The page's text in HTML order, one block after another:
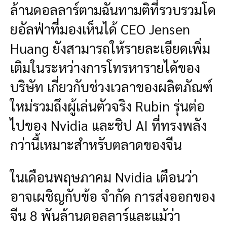
ล้านดอลลาร์ตามฉันทามติที่รวบรวมโด
ยอัลฟ่าที่มองเห็นได้ CEO Jensen
Huang ยังสามารถให้รายละเอียดเพิ่ม
เติมในระหว่างการโทรหารายได้ของ
บริษัท เกี่ยวกับช่วงเวลาของผลิตภัณฑ์
ใหม่รวมถึงผู้เล่นตัวจริง Rubin รุ่นต่อ
ไปของ Nvidia และชิป AI ที่ทรงพลัง
กว่านี้เหมาะสำหรับตลาดของจีน
ในเดือนพฤษภาคม Nvidia เตือนว่า
อาจเผชิญกับข้อ จำกัด การส่งออกของ
จีน 8 พันล้านดอลลาร์และแม้ว่า